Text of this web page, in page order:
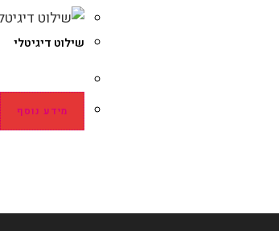
שילוט דיגיטלי
מידע נוסף